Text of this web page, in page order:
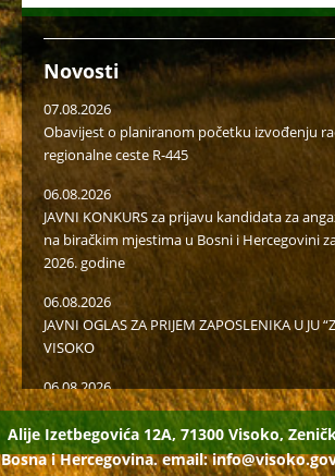
Novosti
07.08.2026
Obavijest o planiranom početku izvođenju
regionalne ceste R-445
06.08.2026
JAVNI KONKURS za prijavu kandidata za
na biračkim mjestima u Bosni i Hercegovini
2026. godine
06.08.2026
JAVNI OGLAS ZA PRIJEM ZAPOSLENIKA U JU
VISOKO
06.08.2026
Javni poziv za popunu rezervne liste radi
birački odborima na općim izborima 2026.
05.08.2026
Alije Izetbegovića 12A, 71300 Visoko,
Bosna i Hercegovina. email: